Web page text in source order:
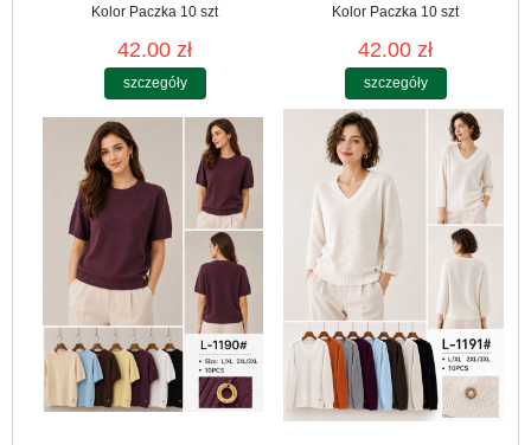
Kolor Paczka 10 szt
42.00 zł
szczegóły
Kolor Paczka 10 szt
42.00 zł
szczegóły